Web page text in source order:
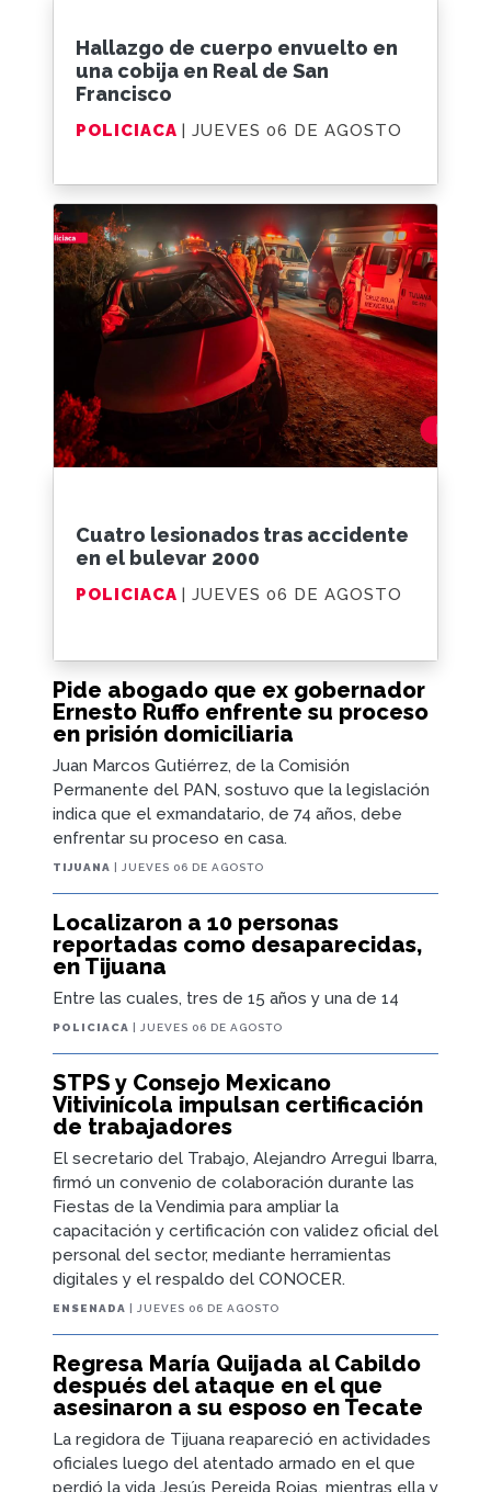
Pide abogado que ex gobernador
Ernesto Ruffo enfrente su proceso
en prisión domiciliaria
Juan Marcos Gutiérrez, de la Comisión
Permanente del PAN, sostuvo que la legislación
indica que el exmandatario, de 74 años, debe
enfrentar su proceso en casa.
TIJUANA | JUEVES 06 DE AGOSTO
Localizaron a 10 personas
reportadas como desaparecidas,
en Tijuana
Entre las cuales, tres de 15 años y una de 14
POLICIACA | JUEVES 06 DE AGOSTO
STPS y Consejo Mexicano
Vitivinícola impulsan certificación
de trabajadores
El secretario del Trabajo, Alejandro Arregui Ibarra,
firmó un convenio de colaboración durante las
Fiestas de la Vendimia para ampliar la
capacitación y certificación con validez oficial del
personal del sector, mediante herramientas
digitales y el respaldo del CONOCER.
ENSENADA | JUEVES 06 DE AGOSTO
Regresa María Quijada al Cabildo
después del ataque en el que
asesinaron a su esposo en Tecate
La regidora de Tijuana reapareció en actividades
oficiales luego del atentado armado en el que
perdió la vida Jesús Pereida Rojas, mientras ella y
Hallazgo de cuerpo envuelto en
una cobija en Real de San
Francisco
POLICIACA | JUEVES 06 DE AGOSTO
Cuatro lesionados tras accidente
en el bulevar 2000
POLICIACA | JUEVES 06 DE AGOSTO